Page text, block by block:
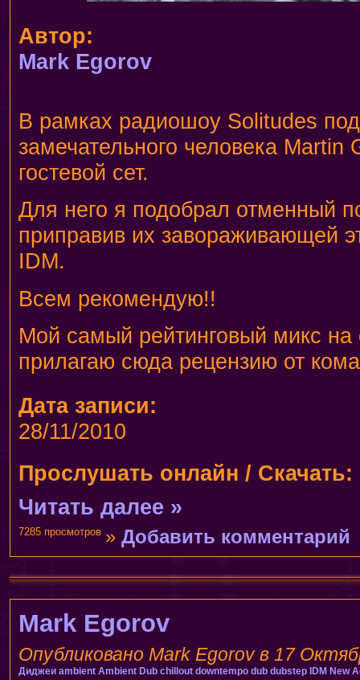
Автор:
Mark Egorov
В рамках радиошоу Solitudes
замечательного человека Martin
гостевой сет.
Для него я подобрал отменный
приправив их завораживающей
IDM.
Всем рекомендую!!
Мой самый рейтинговый микс на
прилагаю сюда рецензию от
Дата записи:
28/11/2010
Прослушать онлайн / Скачать:
Читать далее »
»Добавить комментарий
7285 просмотров
Mark Egorov
Опубликовано Mark Egorov в 17
Диджеи ambient Ambient Dub chillout downtempo dub dubstep IDM New